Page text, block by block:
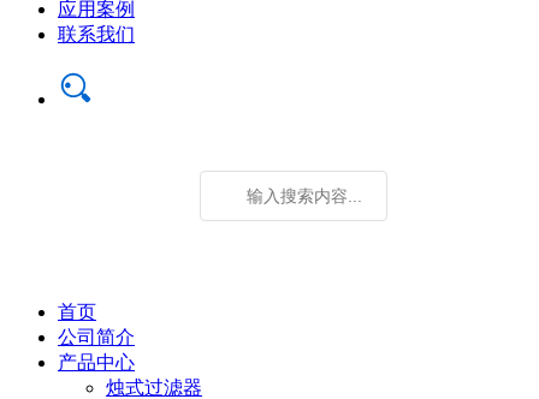
应用案例
联系我们
首页
公司简介
产品中心
烛式过滤器